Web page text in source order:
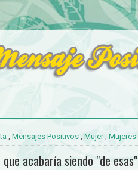
, Mensajes Positivos , Mujer, Mujeres
que acabaría siendo "de esas"